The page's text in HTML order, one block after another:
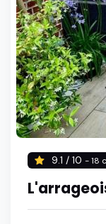
9.1 / 10 - 18